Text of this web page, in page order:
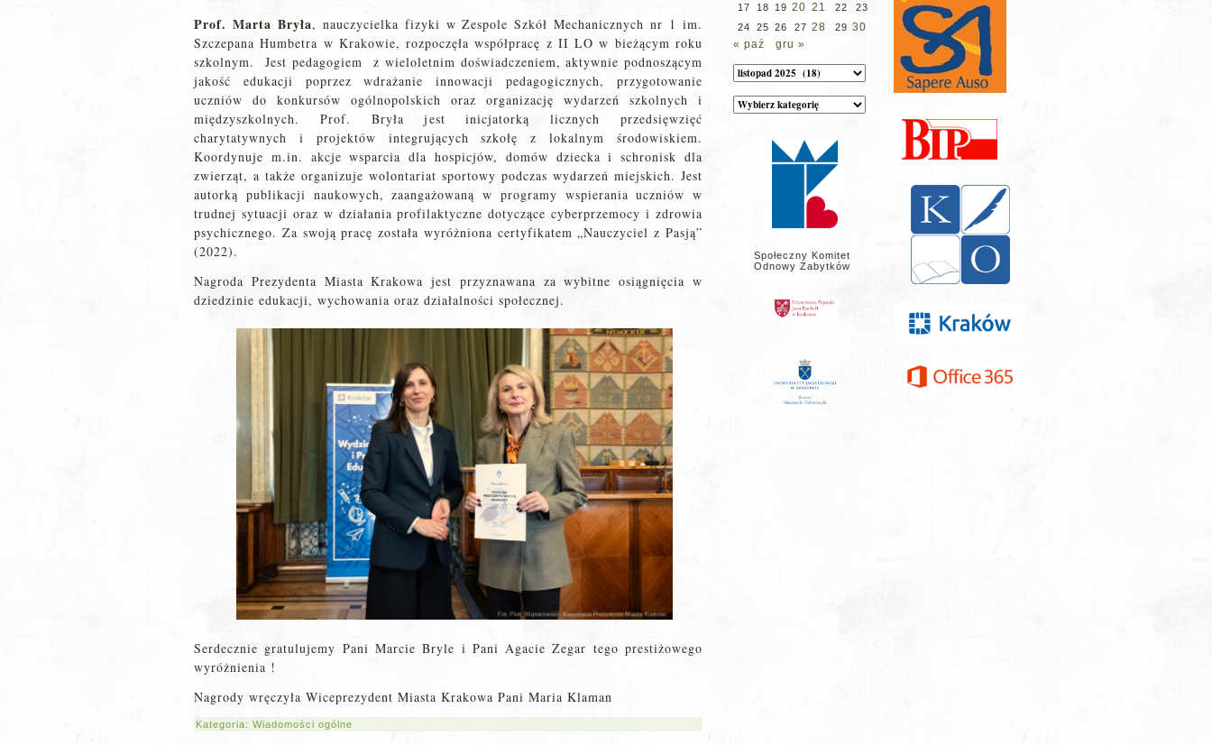
Prof. Marta Bryła, nauczycielka fizyki w Zespole Szkół Mechanicznych nr 1 im.
Szczepana Humbetra w Krakowie, rozpoczęła współpracę z II LO w bieżącym roku
szkolnym. Jest pedagogiem z wieloletnim doświadczeniem, aktywnie podnoszącym
jakość edukacji poprzez wdrażanie innowacji pedagogicznych, przygotowanie
uczniów do konkursów ogólnopolskich oraz organizację wydarzeń szkolnych i
międzyszkolnych. Prof. Bryła jest inicjatorką licznych przedsięwzięć
charytatywnych i projektów integrujących szkołę z lokalnym środowiskiem.
Koordynuje m.in. akcje wsparcia dla hospicjów, domów dziecka i schronisk dla
zwierząt, a także organizuje wolontariat sportowy podczas wydarzeń miejskich. Jest
autorką publikacji naukowych, zaangażowaną w programy wspierania uczniów w
trudnej sytuacji oraz w działania profilaktyczne dotyczące cyberprzemocy i zdrowia
psychicznego. Za swoją pracę została wyróżniona certyfikatem „Nauczyciel z Pasją”
(2022).
Nagroda Prezydenta Miasta Krakowa jest przyznawana za wybitne osiągnięcia w
dziedzinie edukacji, wychowania oraz działalności społecznej.
Serdecznie gratulujemy Pani Marcie Bryle i Pani Agacie Zegar tego prestiżowego
wyróżnienia !
Nagrody wręczyła Wiceprezydent Miasta Krakowa Pani Maria Klaman
Kategoria: Wiadomości ogólne
17
18 19 20 21 22
23
24
25 26 27 28 29 30
« paź
gru »
Archiwum
Kategorie
wpisów
Społeczny Komitet
Odnowy Zabytków